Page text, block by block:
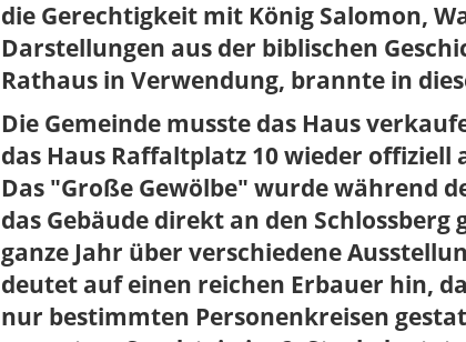
die Gerechtigkeit mit König Salomon,
Darstellungen aus der biblischen
Rathaus in Verwendung, brannte in
Die Gemeinde musste das Haus
das Haus Raffaltplatz 10 wieder
Das "Große Gewölbe" wurde während
das Gebäude direkt an den
ganze Jahr über verschiedene
deutet auf einen reichen Erbauer hin,
nur bestimmten Personenkreisen